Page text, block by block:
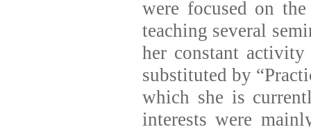
were focused on
teaching several
her constant
substituted by
which she is
interests were